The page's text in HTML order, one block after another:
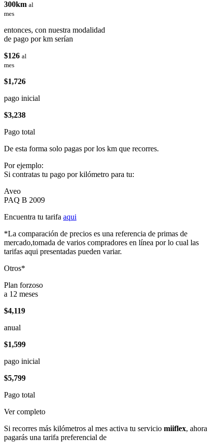
300km al
mes
entonces, con nuestra modalidad
de pago por km serían
$126 al
mes
$1,726
pago inicial
$3,238
Pago total
De esta forma solo pagas por los km que recorres.
Por ejemplo:
Si contratas tu pago por kilómetro para tu:
Aveo
PAQ B 2009
Encuentra tu tarifa aqui
*La comparación de precios es una referencia de primas de
mercado,tomada de varios compradores en línea por lo cual las
tarifas aqui presentadas pueden variar.
Otros*
Plan forzoso
a 12 meses
$4,119
anual
$1,599
pago inicial
$5,799
Pago total
Ver completo
Si recorres más kilómetros al mes activa tu servicio miiflex, ahora
pagarás una tarifa preferencial de